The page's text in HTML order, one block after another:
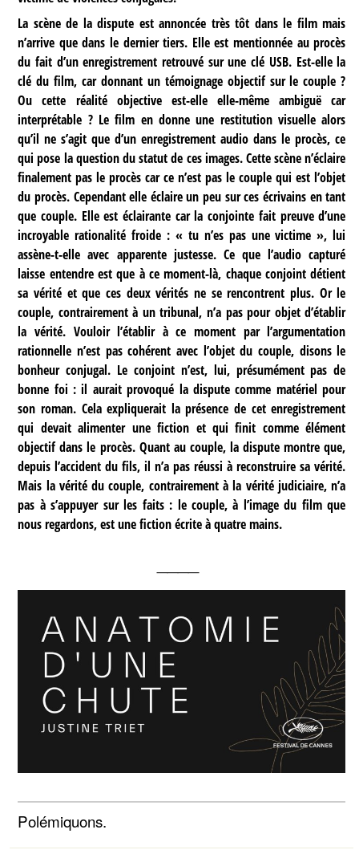
La scène de la dispute est annoncée très tôt dans le film mais
n’arrive que dans le dernier tiers. Elle est mentionnée au procès
du fait d’un enregistrement retrouvé sur une clé USB. Est-elle la
clé du film, car donnant un témoignage objectif sur le couple ?
Ou cette réalité objective est-elle elle-même ambiguë car
interprétable ? Le film en donne une restitution visuelle alors
qu’il ne s’agit que d’un enregistrement audio dans le procès, ce
qui pose la question du statut de ces images. Cette scène n’éclaire
finalement pas le procès car ce n’est pas le couple qui est l’objet
du procès. Cependant elle éclaire un peu sur ces écrivains en tant
que couple. Elle est éclairante car la conjointe fait preuve d’une
incroyable rationalité froide : « tu n’es pas une victime », lui
assène-t-elle avec apparente justesse. Ce que l’audio capturé
laisse entendre est que à ce moment-là, chaque conjoint détient
sa vérité et que ces deux vérités ne se rencontrent plus. Or le
couple, contrairement à un tribunal, n’a pas pour objet d’établir
la vérité. Vouloir l’établir à ce moment par l’argumentation
rationnelle n’est pas cohérent avec l’objet du couple, disons le
bonheur conjugal. Le conjoint n’est, lui, présumément pas de
bonne foi : il aurait provoqué la dispute comme matériel pour
son roman. Cela expliquerait la présence de cet enregistrement
qui devait alimenter une fiction et qui finit comme élément
objectif dans le procès. Quant au couple, la dispute montre que,
depuis l’accident du fils, il n’a pas réussi à reconstruire sa vérité.
Mais la vérité du couple, contrairement à la vérité judiciaire, n’a
pas à s’appuyer sur les faits : le couple, à l’image du film que
nous regardons, est une fiction écrite à quatre mains.
Polémiquons.